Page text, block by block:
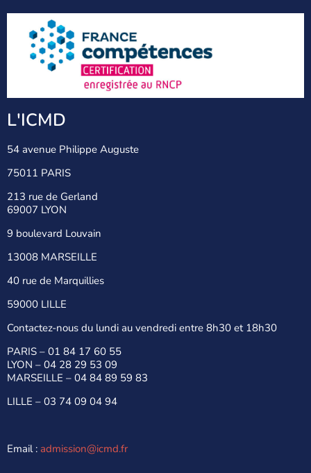
L'ICMD
54 avenue Philippe Auguste
75011 PARIS
213 rue de Gerland
69007 LYON
9 boulevard Louvain
13008 MARSEILLE
40 rue de Marquillies
59000 LILLE
Contactez-nous du lundi au vendredi entre 8h30 et 18h30
PARIS – 01 84 17 60 55
LYON – 04 28 29 53 09
MARSEILLE – 04 84 89 59 83
LILLE – 03 74 09 04 94
Email : admission@icmd.fr